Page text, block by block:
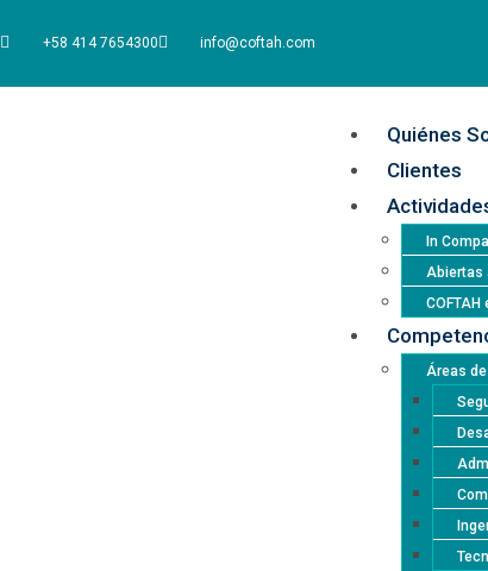
+58 414 7654300 info@coftah.com
Quiénes
Clientes
In
Abiertas
COFTAH
Áreas